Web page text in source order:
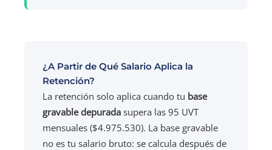
¿A Partir de Qué Salario Aplica la
Retención?
La retención solo aplica cuando tu base
gravable depurada supera las 95 UVT
mensuales ($4.975.530). La base gravable
no es tu salario bruto: se calcula después de